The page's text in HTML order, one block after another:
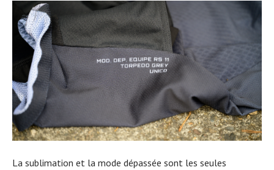
La sublimation et la mode dépassée sont les seules